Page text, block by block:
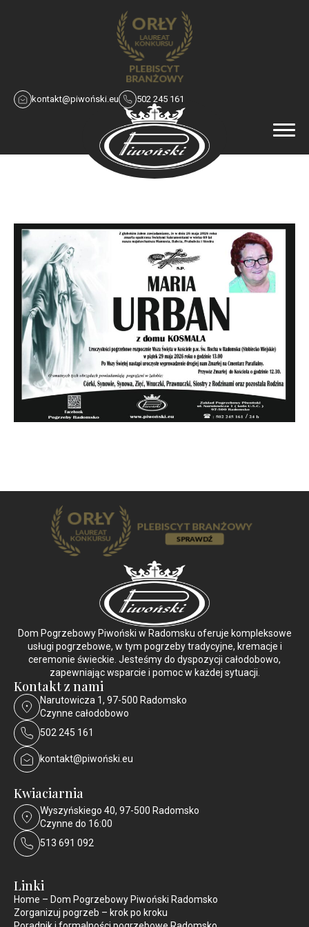
kontakt@piwoński.eu 502 245 161
Dom Pogrzebowy Piwoński w Radomsku oferuje kompleksowe
usługi pogrzebowe, w tym pogrzeby tradycyjne, kremacje i
ceremonie świeckie. Jesteśmy do dyspozycji całodobowo,
zapewniając wsparcie i pomoc w każdej sytuacji.
Kontakt z nami
Narutowicza 1, 97-500 Radomsko
Czynne całodobowo
502 245 161
kontakt@piwoński.eu
Kwiaciarnia
Wyszyńskiego 40, 97-500 Radomsko
Czynne do 16:00
513 691 092
Linki
Home – Dom Pogrzebowy Piwoński Radomsko
Zorganizuj pogrzeb – krok po kroku